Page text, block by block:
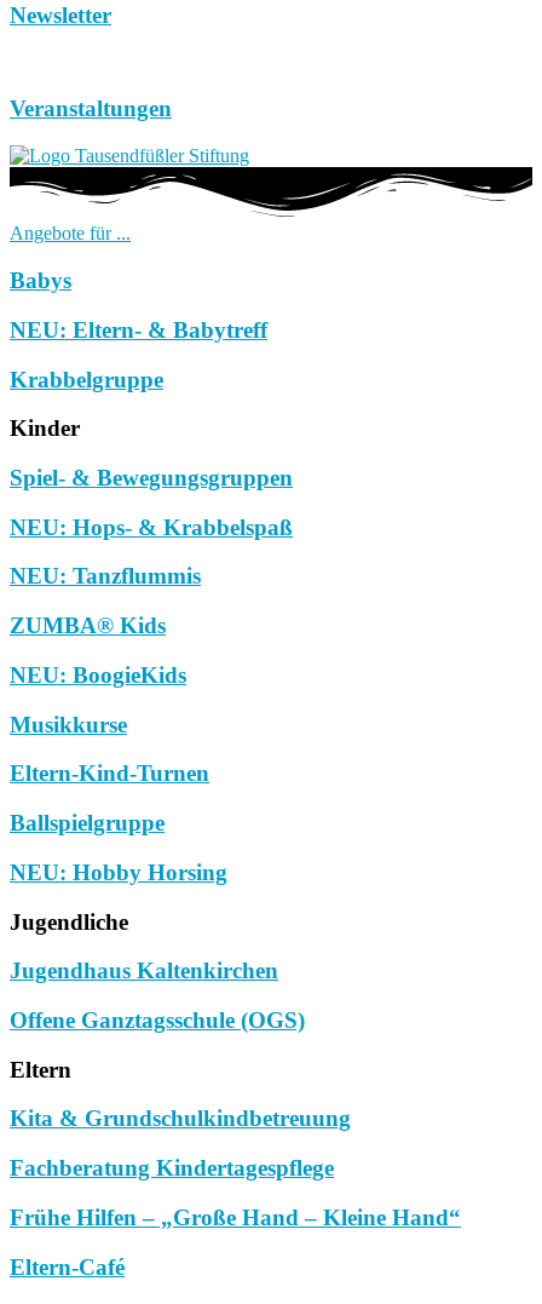
Newsletter
Veranstaltungen
Angebote für ...
Babys
NEU: Eltern- & Babytreff
Krabbelgruppe
Kinder
Spiel- & Bewegungsgruppen
NEU: Hops- & Krabbelspaß
NEU: Tanzflummis
ZUMBA® Kids
NEU: BoogieKids
Musikkurse
Eltern-Kind-Turnen
Ballspielgruppe
NEU: Hobby Horsing
Jugendliche
Jugendhaus Kaltenkirchen
Offene Ganztagsschule (OGS)
Eltern
Kita & Grundschulkindbetreuung
Fachberatung Kindertagespflege
Frühe Hilfen – „Große Hand – Kleine Hand“
Eltern-Café